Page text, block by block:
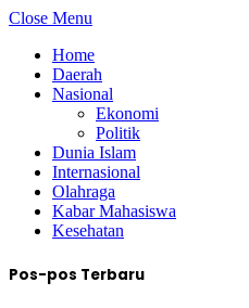
Close Menu
Home
Daerah
Nasional
Ekonomi
Politik
Dunia Islam
Internasional
Olahraga
Kabar Mahasiswa
Kesehatan
Pos-pos Terbaru